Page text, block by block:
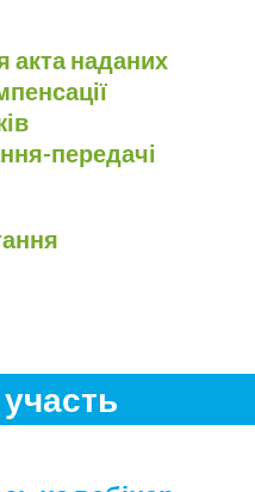
акта наданих
передачі